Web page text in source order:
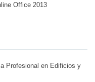
Office 2013
Profesional en Edificios y